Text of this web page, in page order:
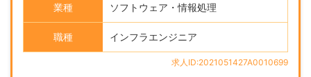
業種 ソフトウェア・情報処理
職種 インフラエンジニア
求人ID:2021051427A0010699